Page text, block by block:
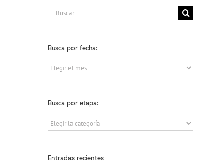
Buscar:
Busca por fecha:
Busca
por
Busca por etapa:
Busca
por
Entradas recientes